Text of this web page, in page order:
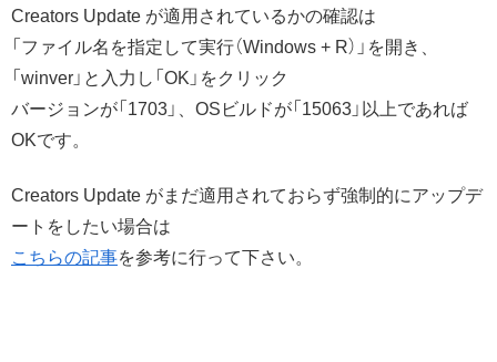
Creators Update が適用されているかの確認は
「ファイル名を指定して実行（Windows + R）」を開き、
「winver」と入力し「OK」をクリック
バージョンが「1703」、OSビルドが「15063」以上であれば
OKです。
Creators Update がまだ適用されておらず強制的にアップデ
ートをしたい場合は
こちらの記事を参考に行って下さい。